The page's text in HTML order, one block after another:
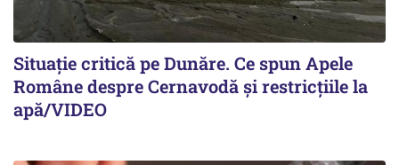
Situație critică pe Dunăre. Ce spun Apele
Române despre Cernavodă și restricțiile la
apă/VIDEO